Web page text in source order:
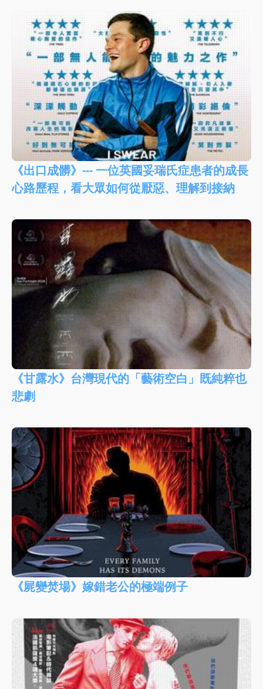
《出口成髒》--- 一位英國妥瑞氏症患者的成長
心路歷程，看大眾如何從厭惡、理解到接納
《甘露水》台灣現代的「藝術空白」既純粹也
悲劇
《屍變焚場》嫁錯老公的極端例子